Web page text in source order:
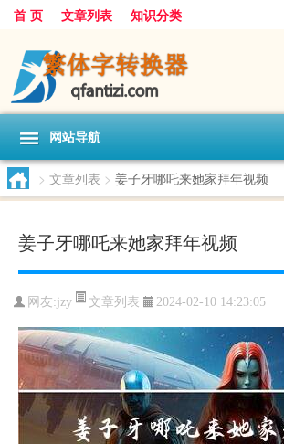
首 页 文章列表 知识分类
网站导航
> 文章列表 > 姜子牙哪吒来她家拜年视频
姜子牙哪吒来她家拜年视频
网友:jzy 文章列表 2024-02-10 14:23:05